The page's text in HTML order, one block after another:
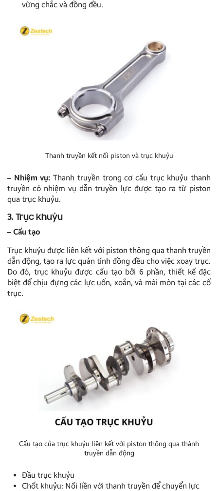
vững chắc và đồng đều.
Thanh truyền kết nối piston và trục khuỷu
– Nhiệm vụ:Thanh truyền trong cơ cấu trục khuỷu thanh
truyền có nhiệm vụ dẫn truyền lực được tạo ra từ piston
qua trục khuỷu.
3. Trục khuỷu
– Cấu tạo
Trục khuỷu được liên kết với piston thông qua thanh truyền
dẫn động, tạo ra lực quán tính đồng đều cho việc xoay trục.
Do đó, trục khuỷu được cấu tạo bởi 6 phần, thiết kế đặc
biệt để chịu đựng các lực uốn, xoắn, và mài mòn tại các cổ
trục.
Cấu tạo của trục khuỷu liên kết với piston thông qua thành
truyền dẫn động
Đầu trục khuỷu
Chốt khuỷu: Nối liền với thanh truyền để chuyển lực